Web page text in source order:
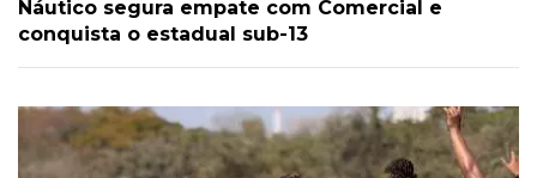
Náutico segura empate com Comercial e
conquista o estadual sub-13